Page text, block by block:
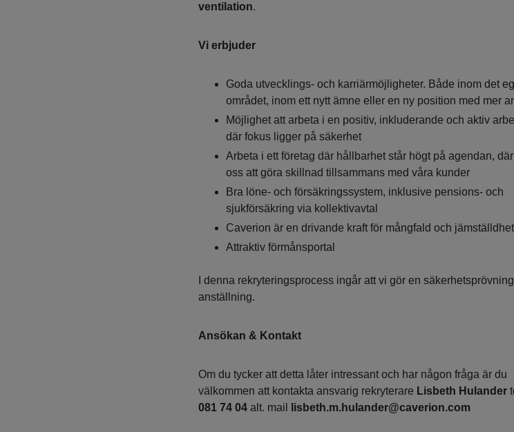
ventilation.
Vi erbjuder
Goda utvecklings- och karriärmöjligheter. Både inom det
området, inom ett nytt ämne eller en ny position med mer
Möjlighet att arbeta i en positiv, inkluderande och aktiv
där fokus ligger på säkerhet
Arbeta i ett företag där hållbarhet står högt på agendan,
oss att göra skillnad tillsammans med våra kunder
Bra löne- och försäkringssystem, inklusive pensions- och
sjukförsäkring via kollektivavtal
Caverion är en drivande kraft för mångfald och jämställdhet
Attraktiv förmånsportal
I denna rekryteringsprocess ingår att vi gör en
anställning.
Ansökan & Kontakt
Om du tycker att detta låter intressant och har någon fråga är du
välkommen att kontakta ansvarig rekryterare Lisbeth Hulander
081 74 04alt. mail lisbeth.m.hulander@caverion.com